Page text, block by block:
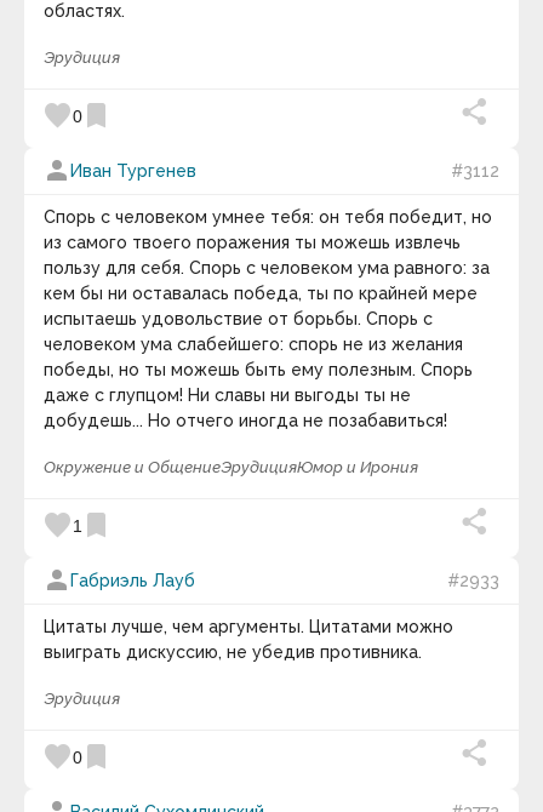
областях.
Эрудиция
favorite0 bookmark
person Иван Тургенев #3112
Спорь с человеком умнее тебя: он тебя победит, но
из самого твоего поражения ты можешь извлечь
пользу для себя. Спорь с человеком ума равного: за
кем бы ни оставалась победа, ты по крайней мере
испытаешь удовольствие от борьбы. Спорь с
человеком ума слабейшего: спорь не из желания
победы, но ты можешь быть ему полезным. Спорь
даже с глупцом! Ни славы ни выгоды ты не
добудешь... Но отчего иногда не позабавиться!
Окружение и ОбщениеЭрудицияЮмор и Ирония
favorite1 bookmark
person Габриэль Лауб #2933
Цитаты лучше, чем аргументы. Цитатами можно
выиграть дискуссию, не убедив противника.
Эрудиция
favorite0 bookmark